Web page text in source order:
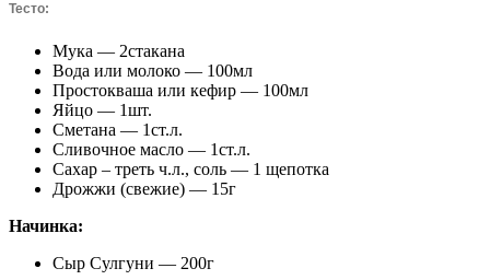
Тесто:
Мука — 2стакана
Вода или молоко — 100мл
Простокваша или кефир — 100мл
Яйцо — 1шт.
Сметана — 1ст.л.
Сливочное масло — 1ст.л.
Сахар – треть ч.л., соль — 1 щепотка
Дрожжи (свежие) — 15г
Начинка:
Сыр Сулгуни — 200г